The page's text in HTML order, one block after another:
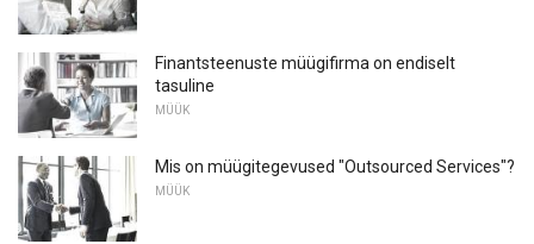
Finantsteenuste müügifirma on endiselt
tasuline
MÜÜK
Mis on müügitegevused "Outsourced Services"?
MÜÜK